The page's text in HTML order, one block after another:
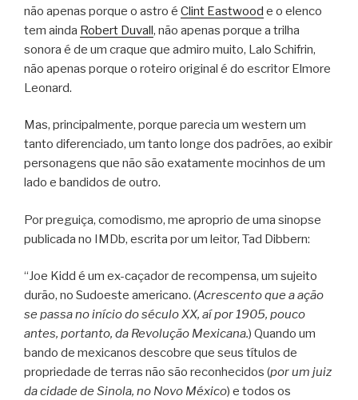
não apenas porque o astro é Clint Eastwood e o elenco
tem ainda Robert Duvall, não apenas porque a trilha
sonora é de um craque que admiro muito, Lalo Schifrin,
não apenas porque o roteiro original é do escritor Elmore
Leonard.
Mas, principalmente, porque parecia um western um
tanto diferenciado, um tanto longe dos padrões, ao exibir
personagens que não são exatamente mocinhos de um
lado e bandidos de outro.
Por preguiça, comodismo, me aproprio de uma sinopse
publicada no IMDb, escrita por um leitor, Tad Dibbern:
“Joe Kidd é um ex-caçador de recompensa, um sujeito
durão, no Sudoeste americano. (Acrescento que a ação
se passa no início do século XX, aí por 1905, pouco
antes, portanto, da Revolução Mexicana.) Quando um
bando de mexicanos descobre que seus títulos de
propriedade de terras não são reconhecidos (por um juiz
da cidade de Sinola, no Novo México) e todos os